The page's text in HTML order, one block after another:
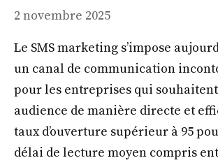
2 novembre 2025
Le SMS marketing s’impose
un canal de communication
pour les entreprises qui
audience de manière directe et
taux d’ouverture supérieur à 95
délai de lecture moyen compris